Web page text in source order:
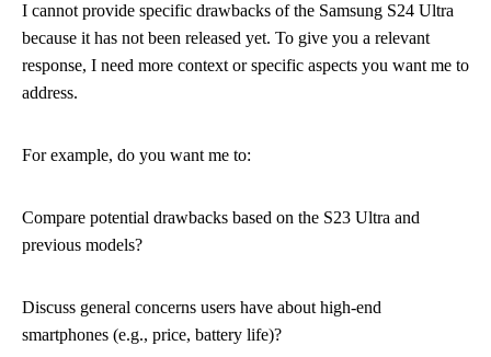
I cannot provide specific drawbacks of the Samsung S24 Ultra
because it has not been released yet. To give you a relevant
response, I need more context or specific aspects you want me to
address.
For example, do you want me to:
Compare potential drawbacks based on the S23 Ultra and
previous models?
Discuss general concerns users have about high-end
smartphones (e.g., price, battery life)?